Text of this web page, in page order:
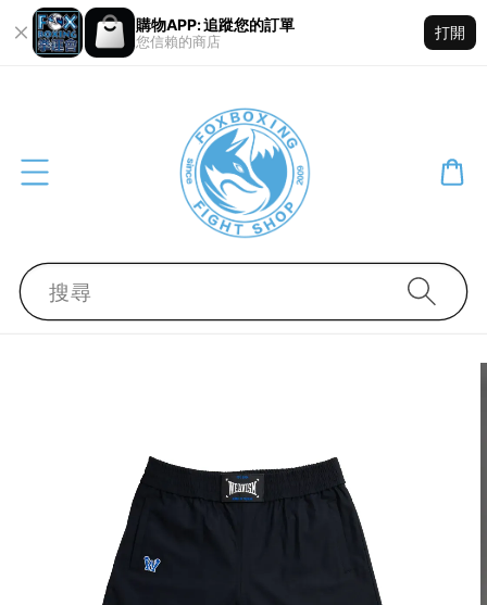
購物APP: 追蹤您的訂單
您信賴的商店
打開
搜尋